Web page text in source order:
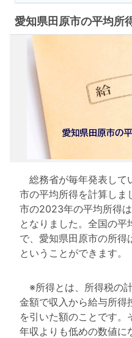
愛知県田原市の平均所
総務省が毎年発表して
市の平均所得を計算しま
市の2023年の平均所得は
となりました。全国の
で、愛知県田原市の所得
ということができます。
※所得とは、所得税の
金額で収入から給与所得
を引いた額のことです
年収よりも低めの数値に